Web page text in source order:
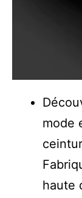
mode
haute